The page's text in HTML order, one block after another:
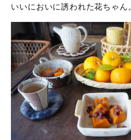
いいにおいに誘われた花ちゃん。